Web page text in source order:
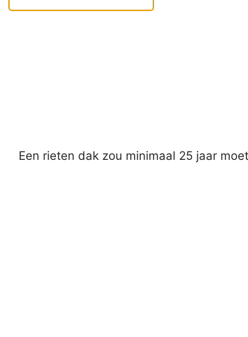
er allemaal weer keurig uit.
Een rieten dak zou minimaal 25 jaar